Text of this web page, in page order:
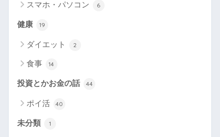
スマホ・パソコン 6
健康 19
ダイエット 2
食事 14
投資とかお金の話 44
ポイ活 40
未分類 1